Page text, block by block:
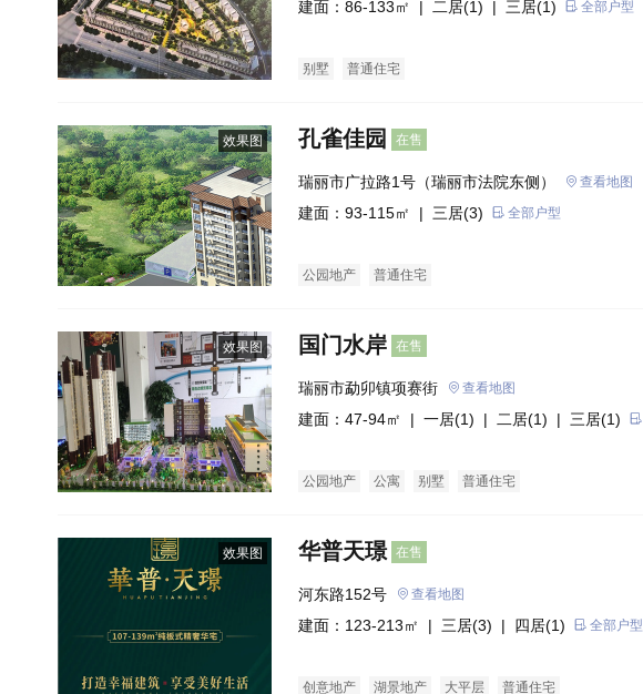
建面：86-133㎡ | 二居(1) | 三居(1) 全部户型
别墅 普通住宅
效果图 孔雀佳园 在售
瑞丽市广拉路1号（瑞丽市法院东侧） 查看地图
建面：93-115㎡ | 三居(3) 全部户型
公园地产 普通住宅
效果图 国门水岸 在售
瑞丽市勐卯镇项赛街 查看地图
建面：47-94㎡ | 一居(1) | 二居(1) | 三居(1)
公园地产 公寓 别墅 普通住宅
效果图 华普天璟 在售
河东路152号 查看地图
建面：123-213㎡ | 三居(3) | 四居(1) 全部户型
创意地产 湖景地产 大平层 普通住宅